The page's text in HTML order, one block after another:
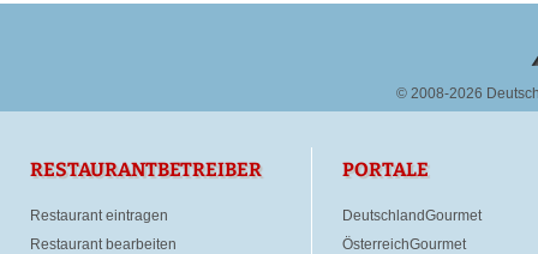
© 2008-2026
RESTAURANTBETREIBER
Restaurant eintragen
Restaurant bearbeiten
PORTALE
DeutschlandGourmet
ÖsterreichGourmet